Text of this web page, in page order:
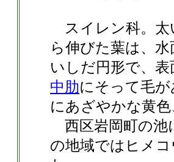
スイレン科。太
ら伸びた葉は、
いしだ円形で、
中肋にそって毛が
にあざやかな黄
西区岩岡町の池
の地域ではヒメ